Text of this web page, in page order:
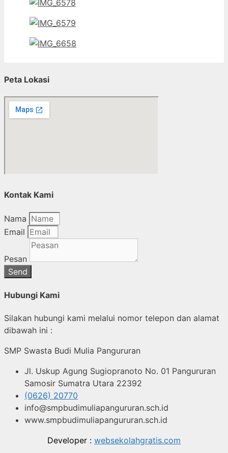
Peta Lokasi
Kontak Kami
Nama
Email
Pesan
Send
Hubungi Kami
Silakan hubungi kami melalui nomor telepon dan alamat
dibawah ini :
SMP Swasta Budi Mulia Pangururan
Jl. Uskup Agung Sugiopranoto No. 01 Pangururan
Samosir Sumatra Utara 22392
(0626) 20770
info@smpbudimuliapangururan.sch.id
www.smpbudimuliapangururan.sch.id
Developer : websekolahgratis.com